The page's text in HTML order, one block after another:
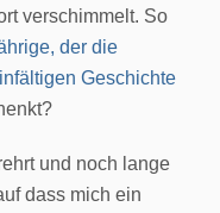
verschimmelt. So
der die
Geschichte
und noch lange
dass mich ein